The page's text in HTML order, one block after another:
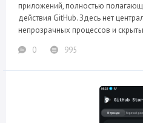
приложений, полностью
действия GitHub. Здесь нет
непрозрачных процессов и
0
995